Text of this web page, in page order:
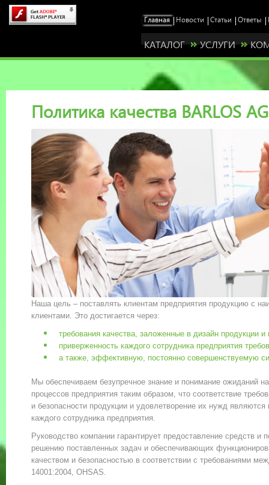
КАТАЛОГ УСЛУГИ
Станьте нашим представителем у себя в
Политика качества BARLOS
Наша цель – поставлять клиентам предприятия продукцию с
клиентами. Это достигается через:
требования качества, заложенные в дизайн продукции
приверженность каждого сотрудника предприятия
а также, эффективную, постоянно совершенствуемую
Мы обеспечиваем безупречное знание и понимание ожиданий
процессов предприятия таким образом, что соответствие
и безопасности продукции и удовлетворение их нужд
каждого сотрудника предприятия.
Руководство компании гарантирует предоставление средств и
решению поставленных задач и обеспечивающих
качеством и безопасностью в соответствии с требованиями
14001:2004, OHSAS.